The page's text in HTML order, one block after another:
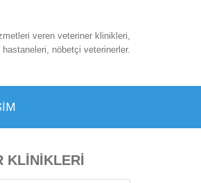
veren veteriner klinikleri,
nöbetçi veterinerler.
KLİNİKLERİ